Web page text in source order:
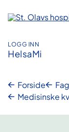
innhold
LOGG INN
HelsaMi
Forside
Medisinske